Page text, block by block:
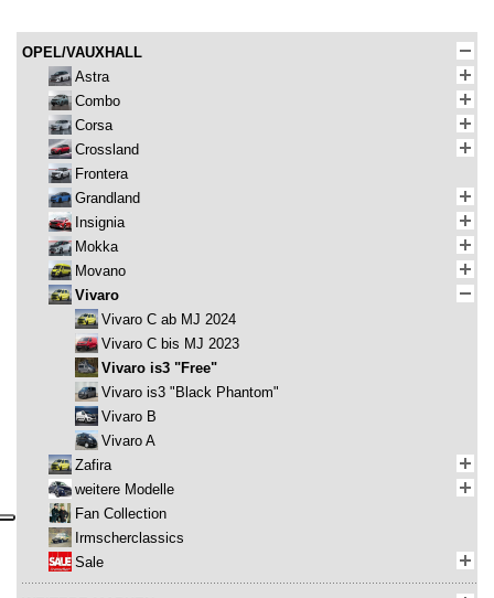
OPEL/VAUXHALL
Astra
Combo
Corsa
Crossland
Frontera
Grandland
Insignia
Mokka
Movano
Vivaro
Vivaro C ab MJ 2024
Vivaro C bis MJ 2023
Vivaro is3 "Free"
Vivaro is3 "Black Phantom"
Vivaro B
Vivaro A
Zafira
weitere Modelle
Fan Collection
Irmscherclassics
Sale